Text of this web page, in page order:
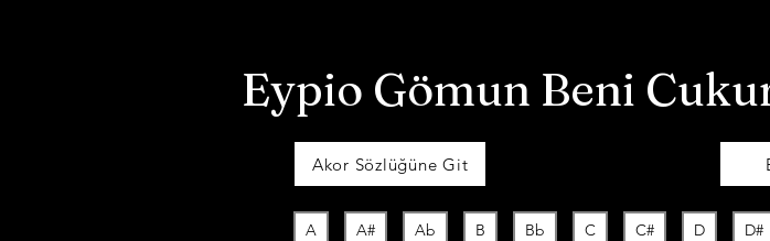
Eypio Gömun Beni
Akor Sözlüğüne Git
A A# Ab B Bb C C# D D#